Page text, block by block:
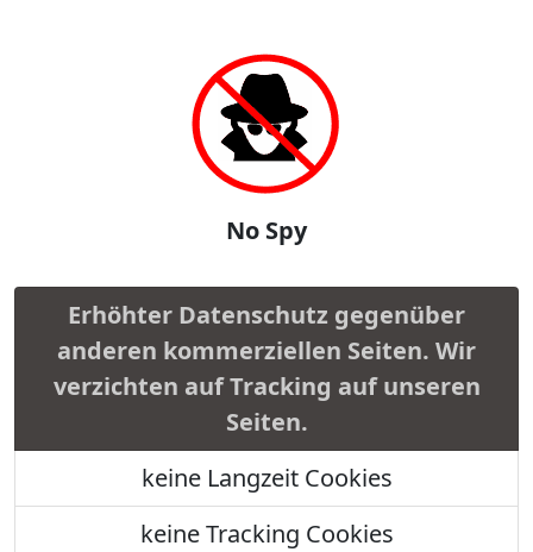
No Spy
Erhöhter Datenschutz gegenüber
anderen kommerziellen Seiten. Wir
verzichten auf Tracking auf unseren
Seiten.
keine Langzeit Cookies
keine Tracking Cookies